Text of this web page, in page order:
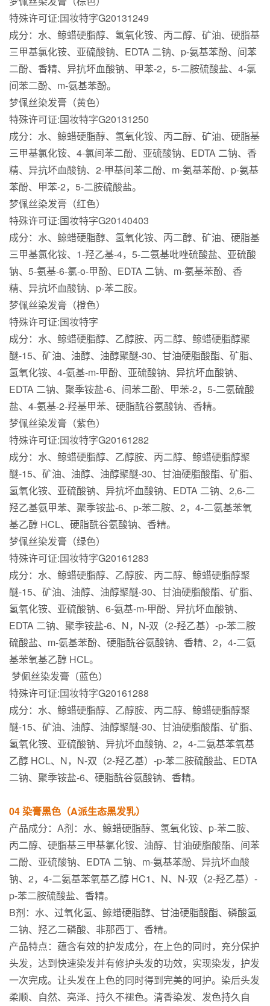
特殊许可证:国妆特字G20131249
成分：水、鲸蜡硬脂醇、氢氧化铵、丙二醇、矿油、硬脂基
三甲基氯化铵、亚硫酸钠、EDTA 二钠、p-氨基苯酚、间苯
二酚、香精、异抗坏血酸钠、甲苯-2，5-二胺硫酸盐、4-氯
间苯二酚、m-氨基苯酚。
梦佩丝染发膏（黄色）
特殊许可证:国妆特字G20131250
成分：水、鲸蜡硬脂醇、氢氧化铵、丙二醇、矿油、硬脂基
三甲基氯化铵、4-氯间苯二酚、亚硫酸钠、EDTA 二钠、香
精、异抗坏血酸钠、2-甲基间苯二酚、m-氨基苯酚、p-氨基
苯酚、甲苯-2，5-二胺硫酸盐。
梦佩丝染发膏（红色）
特殊许可证:国妆特字G20140403
成分：水、鲸蜡硬脂醇、氢氧化铵、丙二醇、矿油、硬脂基
三甲基氯化铵、1-羟乙基-4，5-二氨基吡唑硫酸盐、亚硫酸
钠、5-氨基-6-氯-o-甲酚、EDTA 二钠、m-氨基苯酚、香
精、异抗坏血酸钠、p-苯二胺。
梦佩丝染发膏（橙色）
特殊许可证:国妆特字
成分：水、鲸蜡硬脂醇、乙醇胺、丙二醇、鲸蜡硬脂醇聚
醚-15、矿油、油醇、油醇聚醚-30、甘油硬脂酸酯、矿脂、
氢氧化铵、4-氨基-m-甲酚、亚硫酸钠、异抗坏血酸钠、
EDTA 二钠、聚季铵盐-6、间苯二酚、甲苯-2，5-二氨硫酸
盐、4-氨基-2-羟基甲苯、硬脂酰谷氨酸钠、香精。
梦佩丝染发膏（紫色）
特殊许可证:国妆特字G20161282
成分：水、鲸蜡硬脂醇、乙醇胺、丙二醇、鲸蜡硬脂醇聚
醚-15、矿油、油醇、油醇聚醚-30、甘油硬脂酸酯、矿脂、
氢氧化铵、亚硫酸钠、异抗坏血酸钠、EDTA 二钠、2,6-二
羟乙基氨甲苯、聚季铵盐-6、p-苯二胺、2，4-二氨基苯氧
基乙醇 HCL、硬脂酰谷氨酸钠、香精。
梦佩丝染发膏（绿色）
特殊许可证:国妆特字G20161283
成分：水、鲸蜡硬脂醇、乙醇胺、丙二醇、鲸蜡硬脂醇聚
醚-15、矿油、油醇、油醇聚醚-30、甘油硬脂酸酯、矿脂、
氢氧化铵、亚硫酸钠、6-氨基-m-甲酚、异抗坏血酸钠、
EDTA 二钠、聚季铵盐-6、N，N-双（2-羟乙基）-p-苯二胺
硫酸盐、m-氨基苯酚、硬脂酰谷氨酸钠、香精、2，4-二氨
基苯氧基乙醇 HCL。
梦佩丝染发膏（蓝色）
特殊许可证:国妆特字G20161288
成分：水、鲸蜡硬脂醇、乙醇胺、丙二醇、鲸蜡硬脂醇聚
醚-15、矿油、油醇、油醇聚醚-30、甘油硬脂酸酯、矿脂、
氢氧化铵、亚硫酸钠、异抗坏血酸钠、2，4-二氨基苯氧基
乙醇 HCL、N，N-双（2-羟乙基）-p-苯二胺硫酸盐、EDTA
二钠、聚季铵盐-6、硬脂酰谷氨酸钠、香精。
04 染膏黑色（A派生态黑发乳）
产品成分：A剂：水、鲸蜡硬脂醇、氢氧化铵、p-苯二胺、
丙二醇、硬脂基三甲基氯化铵、油醇、甘油硬脂酸酯、间苯
二酚、亚硫酸钠、EDTA 二钠、m-氨基苯酚、异抗坏血酸
钠、2，4-二氨基苯氧基乙醇 HC1、N、N-双（2-羟乙基）-
p-苯二胺硫酸盐、香精。
B剂：水、过氧化氢、鲸蜡硬脂醇、甘油硬脂酸酯、磷酸氢
二钠、羟乙二磷酸、非那西丁、香精。
产品特点：蕴含有效的护发成分，在上色的同时，充分保护
头发，达到快速染发并有修护头发的功效，实现染发，护发
一次完成。让头发在上色的同时得到完美的呵护。染后头发
柔顺、自然、亮泽、持久不褪色。清香染发、发色持久自